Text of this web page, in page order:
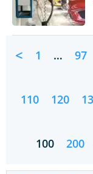
< 1 … 97
110 120
100
200